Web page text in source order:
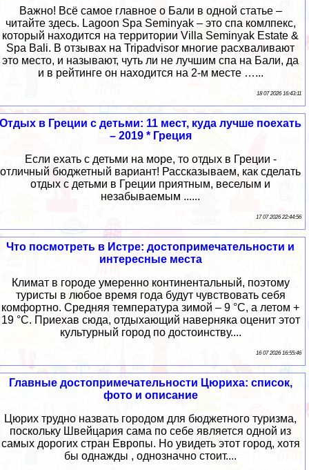
Важно! Всё самое главное о Бали в одной статье –
читайте здесь. Lagoon Spa Seminyak – это спа комлпекс,
который находится на территории Villa Seminyak Estate &
Spa Bali. В отзывах на Tripadvisor многие расхваливают
это место, и называют, чуть ли не лучшим спа на Бали, да
и в рейтинге он находится на 2-м месте …...
18 07 2026 16:43:11
Отдых в Греции с детьми: 11 мест, куда лучше поехать
– 2019 * Греция
Если ехать с детьми на море, то отдых в Греции -
отличный бюджетный вариант! Рассказываем, как сделать
отдых с детьми в Греции приятным, веселым и
незабываемым ......
17 07 2026 22:44:56
Что посмотреть в Истре: достопримечательности и
интересные места
Климат в городе умеренно континентальный, поэтому
туристы в любое время года будут чувствовать себя
комфортно. Средняя температура зимой – 9 °C, а летом +
19 °C. Приехав сюда, отдыхающий наверняка оценит этот
культурный город по достоинству....
16 07 2026 16:55:46
Главные достопримечательности Цюриха: список,
фото и описание
Цюрих трудно назвать городом для бюджетного туризма,
поскольку Швейцария сама по себе является одной из
самых дорогих стран Европы. Но увидеть этот город, хотя
бы однажды , однозначно стоит....